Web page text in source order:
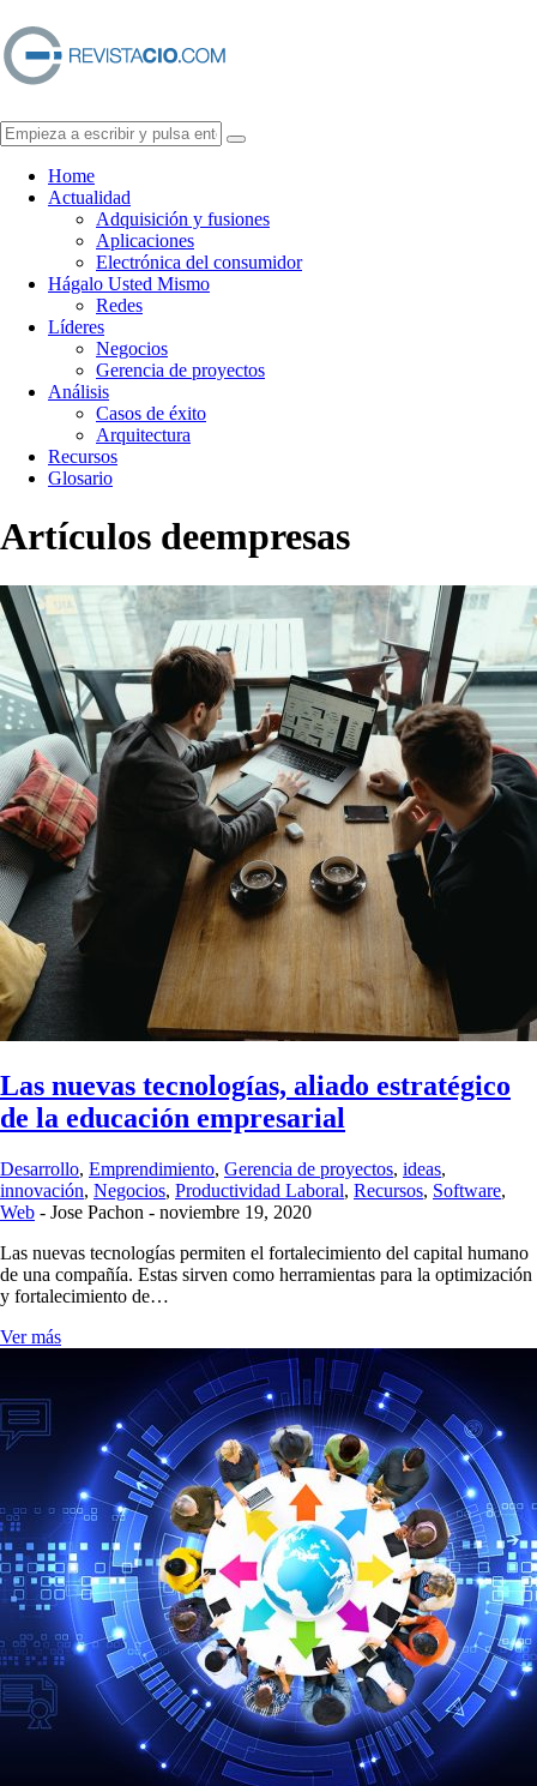
Home
Actualidad
Adquisición y fusiones
Aplicaciones
Electrónica del consumidor
Hágalo Usted Mismo
Redes
Líderes
Negocios
Gerencia de proyectos
Análisis
Casos de éxito
Arquitectura
Recursos
Glosario
Artículos deempresas
Las nuevas tecnologías, aliado estratégico
de la educación empresarial
Desarrollo, Emprendimiento, Gerencia de proyectos, ideas,
innovación, Negocios, Productividad Laboral, Recursos, Software,
Web - Jose Pachon - noviembre 19, 2020
Las nuevas tecnologías permiten el fortalecimiento del capital humano
de una compañía. Estas sirven como herramientas para la optimización
y fortalecimiento de…
Ver más